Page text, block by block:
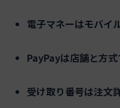
電子マネーはモバイ
PayPayは店舗と方
受け取り番号は注文